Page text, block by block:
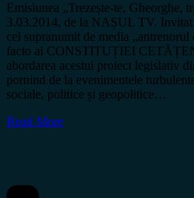
Emisiunea „Trezește-te, Gheorghe,
3.03.2014, de la NAȘUL TV.
cel supranumit de media
facto ai CONSTITUȚIEI
abordarea acestui proiect legislativ
pornind de la evenimentele
sociale, politice și geopolitice…
Read More